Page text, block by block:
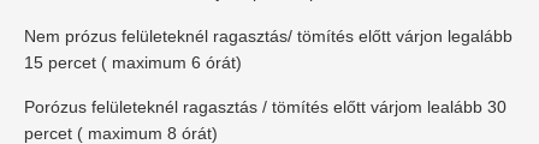
Nem prózus felületeknél ragasztás/ tömítés előtt várjon legalább
15 percet ( maximum 6 órát)
Porózus felületeknél ragasztás / tömítés előtt várjom lealább 30
percet ( maximum 8 órát)